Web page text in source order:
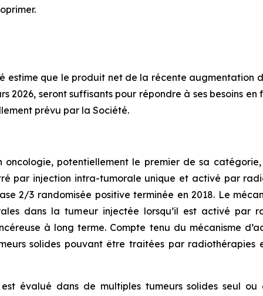
estime que le produit net de la récente augmentation
2026, seront suffisants pour répondre à ses besoins
prévu par la Société.
potentiellement le premier de sa
par injection intra-tumorale unique et activé par
2/3 randomisée positive terminée en 2018. Le
dans la tumeur injectée lorsqu’il est activé par
à long terme. Compte tenu du mécanisme
solides pouvant être traitées par radiothérapies
évalué dans de multiples tumeurs solides seul